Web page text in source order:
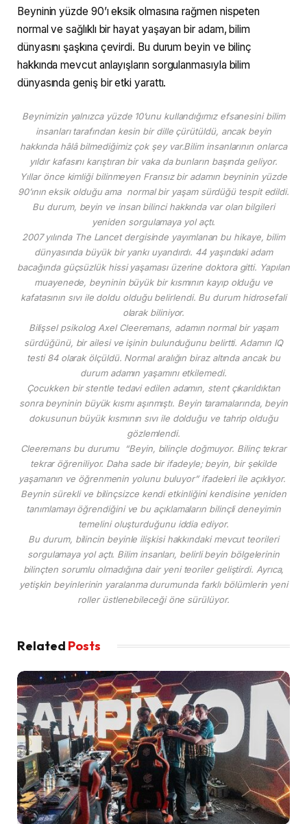
Beyninin yüzde 90’ı eksik olmasına rağmen nispeten
normal ve sağlıklı bir hayat yaşayan bir adam, bilim
dünyasını şaşkına çevirdi. Bu durum beyin ve bilinç
hakkında mevcut anlayışların sorgulanmasıyla bilim
dünyasında geniş bir etki yarattı.
Beynimizin yalnızca yüzde 10’unu kullandığımız efsanesini bilim
insanları tarafından kesin bir dille çürütüldü, ancak beyin
hakkında hâlâ bilmediğimiz çok şey var.Bilim insanlarının onlarca
yıldır kafasını karıştıran bir vaka da bunların başında geliyor.
Yıllar önce kimliği bilinmeyen Fransız bir adamın beyninin yüzde
90’ının eksik olduğu ama normal bir yaşam sürdüğü tespit edildi.
Bu durum, beyin ve insan bilinci hakkında var olan bilgileri
yeniden sorgulamaya yol açtı.
2007 yılında The Lancet dergisinde yayımlanan bu hikaye, bilim
dünyasında büyük bir yankı uyandırdı. 44 yaşındaki adam
bacağında güçsüzlük hissi yaşaması üzerine doktora gitti. Yapılan
muayenede, beyninin büyük bir kısmının kayıp olduğu ve
kafatasının sıvı ile doldu olduğu belirlendi. Bu durum hidrosefali
olarak biliniyor.
Bilişsel psikolog Axel Cleeremans, adamın normal bir yaşam
sürdüğünü, bir ailesi ve işinin bulunduğunu belirtti. Adamın IQ
testi 84 olarak ölçüldü. Normal aralığın biraz altında ancak bu
durum adamın yaşamını etkilemedi.
Çocukken bir stentle tedavi edilen adamın, stent çıkarıldıktan
sonra beyninin büyük kısmı aşınmıştı. Beyin taramalarında, beyin
dokusunun büyük kısmının sıvı ile dolduğu ve tahrip olduğu
gözlemlendi.
Cleeremans bu durumu “Beyin, bilinçle doğmuyor. Bilinç tekrar
tekrar öğreniliyor. Daha sade bir ifadeyle; beyin, bir şekilde
yaşamanın ve öğrenmenin yolunu buluyor” ifadeleri ile açıklıyor.
Beynin sürekli ve bilinçsizce kendi etkinliğini kendisine yeniden
tanımlamayı öğrendiğini ve bu açıklamaların bilinçli deneyimin
temelini oluşturduğunu iddia ediyor.
Bu durum, bilincin beyinle ilişkisi hakkındaki mevcut teorileri
sorgulamaya yol açtı. Bilim insanları, belirli beyin bölgelerinin
bilinçten sorumlu olmadığına dair yeni teoriler geliştirdi. Ayrıca,
yetişkin beyinlerinin yaralanma durumunda farklı bölümlerin yeni
roller üstlenebileceği öne sürülüyor.
Related Posts